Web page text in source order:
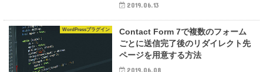
2019.06.13
WordPressプラグイン
Contact Form 7で複数のフォーム
ごとに送信完了後のリダイレクト先
ページを用意する方法
2019.06.08